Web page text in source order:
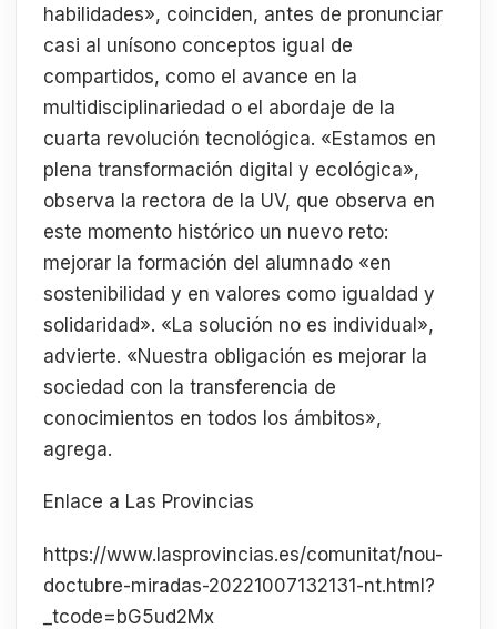
habilidades», coinciden, antes de pronunciar
casi al unísono conceptos igual de
compartidos, como el avance en la
multidisciplinariedad o el abordaje de la
cuarta revolución tecnológica. «Estamos en
plena transformación digital y ecológica»,
observa la rectora de la UV, que observa en
este momento histórico un nuevo reto:
mejorar la formación del alumnado «en
sostenibilidad y en valores como igualdad y
solidaridad». «La solución no es individual»,
advierte. «Nuestra obligación es mejorar la
sociedad con la transferencia de
conocimientos en todos los ámbitos»,
agrega.
Enlace a Las Provincias
https://www.lasprovincias.es/comunitat/nou-
doctubre-miradas-20221007132131-nt.html?
_tcode=bG5ud2Mx